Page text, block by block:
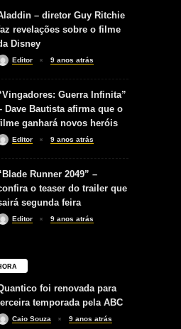
– diretor Guy Ritchie
revelações sobre o filme
Disney
Editor 9 anos atrás
Guerra Infinita”
Dave Bautista afirma que o
ganhará novos heróis
Editor 9 anos atrás
Runner 2049” –
o teaser do trailer que
segunda feira
Editor 9 anos atrás
foi renovada para
temporada pela ABC
Caio Souza 9 anos atrás